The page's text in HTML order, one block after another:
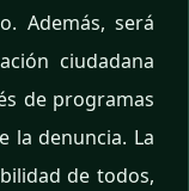
Además, será
ciudadana
de programas
la denuncia. La
de todos,